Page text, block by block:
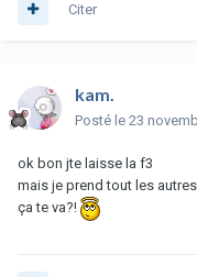
Citer
kam.
Posté le 23
ok bon jte laisse la f3
mais je prend tout les autres
ça te va?!